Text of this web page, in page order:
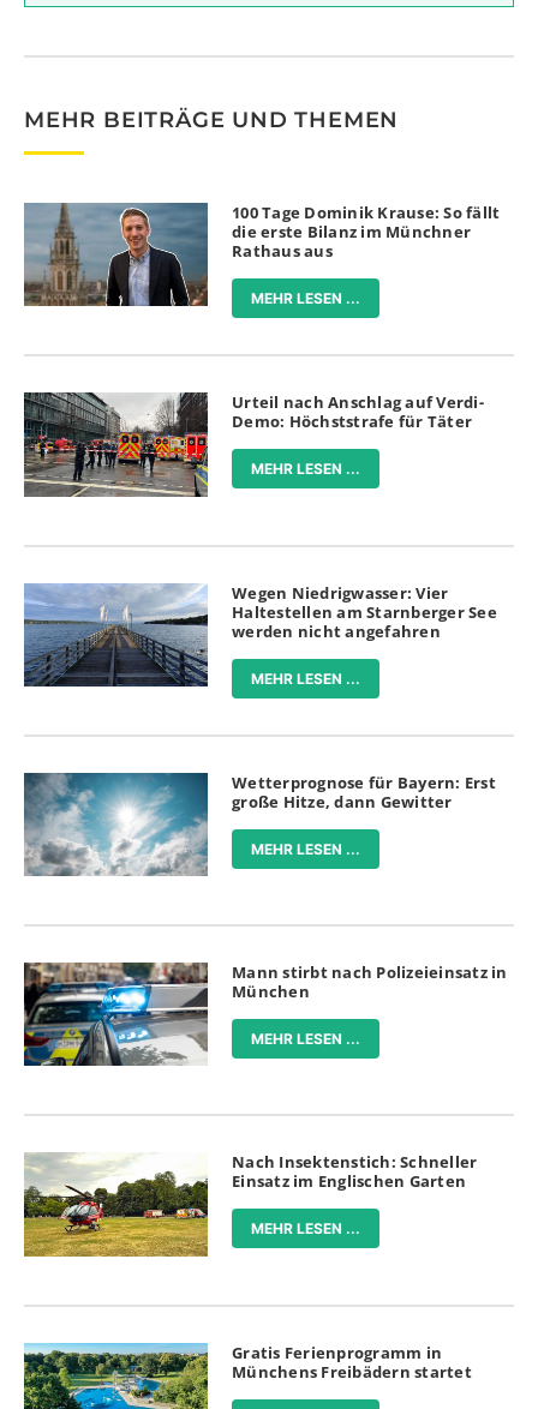
MEHR BEITRÄGE UND THEMEN
100 Tage Dominik Krause: So fällt
die erste Bilanz im Münchner
Rathaus aus
MEHR LESEN ...
Urteil nach Anschlag auf Verdi-
Demo: Höchststrafe für Täter
MEHR LESEN ...
Wegen Niedrigwasser: Vier
Haltestellen am Starnberger See
werden nicht angefahren
MEHR LESEN ...
Wetterprognose für Bayern: Erst
große Hitze, dann Gewitter
MEHR LESEN ...
Mann stirbt nach Polizeieinsatz in
München
MEHR LESEN ...
Nach Insektenstich: Schneller
Einsatz im Englischen Garten
MEHR LESEN ...
Gratis Ferienprogramm in
Münchens Freibädern startet